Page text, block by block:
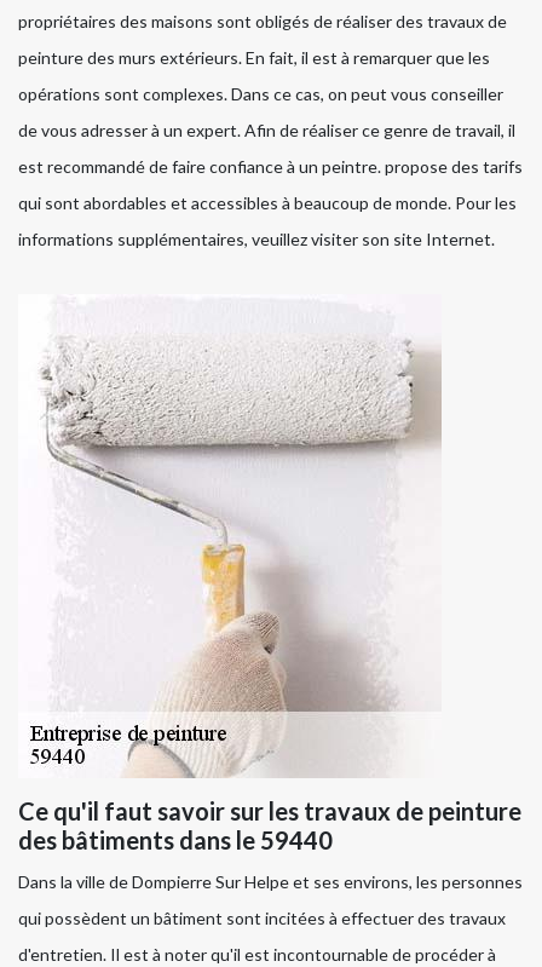
propriétaires des maisons sont obligés de réaliser des travaux de
peinture des murs extérieurs. En fait, il est à remarquer que les
opérations sont complexes. Dans ce cas, on peut vous conseiller
de vous adresser à un expert. Afin de réaliser ce genre de travail, il
est recommandé de faire confiance à un peintre. propose des tarifs
qui sont abordables et accessibles à beaucoup de monde. Pour les
informations supplémentaires, veuillez visiter son site Internet.
Ce qu'il faut savoir sur les travaux de peinture
des bâtiments dans le 59440
Dans la ville de Dompierre Sur Helpe et ses environs, les personnes
qui possèdent un bâtiment sont incitées à effectuer des travaux
d'entretien. Il est à noter qu'il est incontournable de procéder à